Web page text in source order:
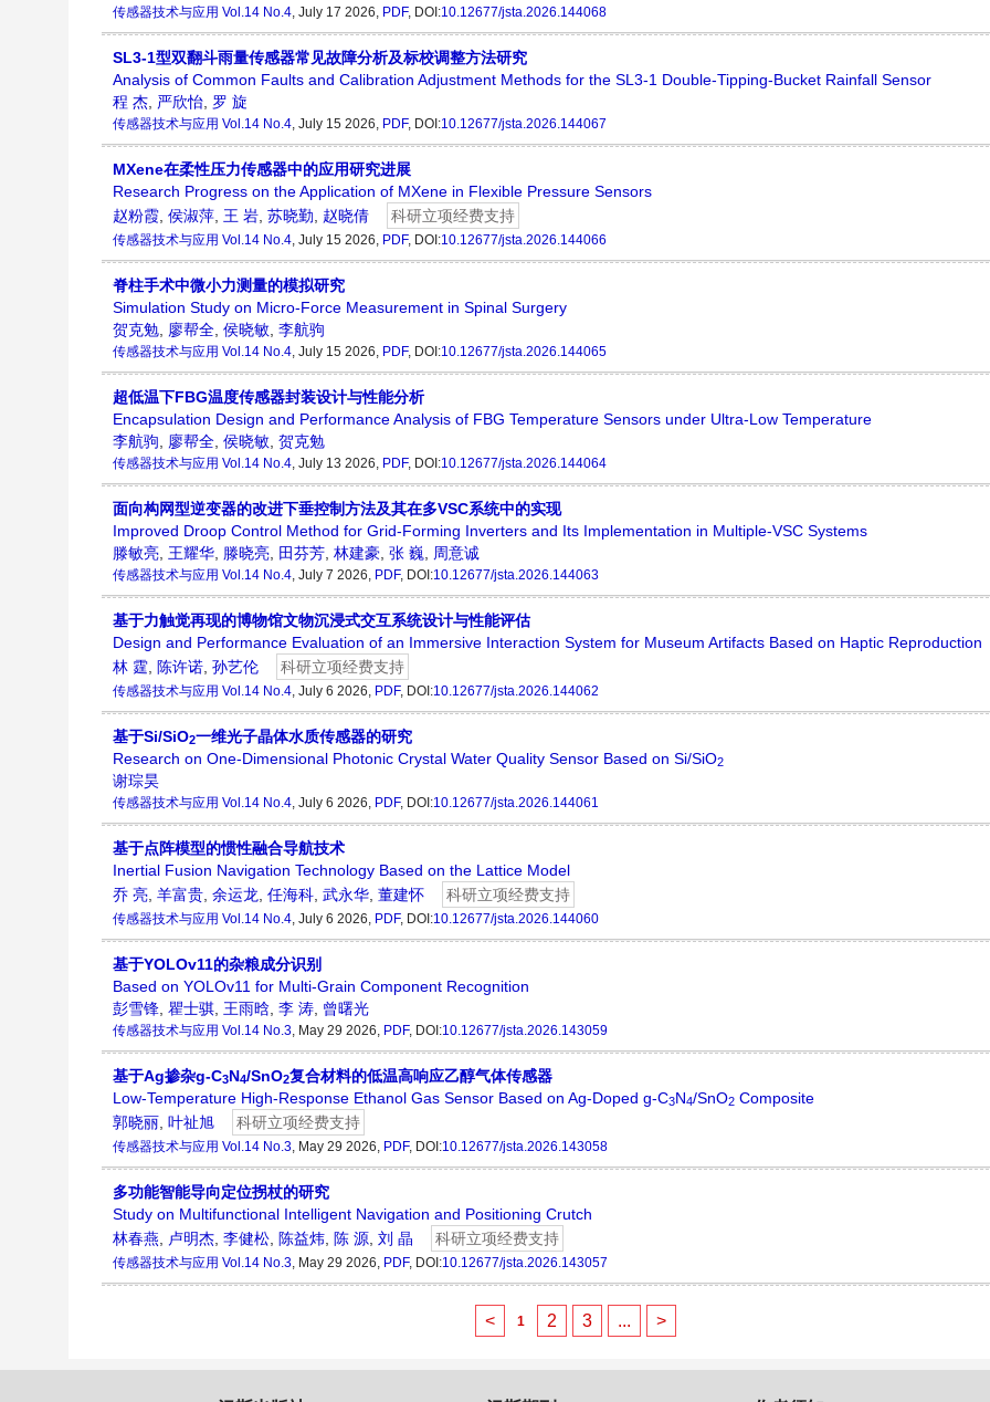
传感器技术与应用 Vol.14 No.4 , July 17 2026, PDF, DOI:10.12677/jsta.2026.144068
SL3-1型双翻斗雨量传感器常见故障分析及标校调整方法研究
Analysis of Common Faults and Calibration Adjustment Methods for the SL3-1 Double-Tipping-Bucket Rainfall Sensor
程 杰 严欣怡 罗 旋
传感器技术与应用 Vol.14 No.4 , July 15 2026, PDF, DOI:10.12677/jsta.2026.144067
MXene在柔性压力传感器中的应用研究进展
Research Progress on the Application of MXene in Flexible Pressure Sensors
赵粉霞 侯淑萍 王 岩 苏晓勤 赵晓倩 科研立项经费支持
传感器技术与应用 Vol.14 No.4 , July 15 2026, PDF, DOI:10.12677/jsta.2026.144066
脊柱手术中微小力测量的模拟研究
Simulation Study on Micro-Force Measurement in Spinal Surgery
贺克勉 廖帮全 侯晓敏 李航驹
传感器技术与应用 Vol.14 No.4 , July 15 2026, PDF, DOI:10.12677/jsta.2026.144065
超低温下FBG温度传感器封装设计与性能分析
Encapsulation Design and Performance Analysis of FBG Temperature Sensors under Ultra-Low Temperature
李航驹
廖帮全 侯晓敏 贺克勉
传感器技术与应用 Vol.14 No.4 , July 13 2026, PDF, DOI:10.12677/jsta.2026.144064
面向构网型逆变器的改进下垂控制方法及其在多VSC系统中的实现
Improved Droop Control Method for Grid-Forming Inverters and Its Implementation in Multiple-VSC Systems
滕敏亮 王耀华 滕晓亮 田芬芳 林建豪 张 巍 周意诚
传感器技术与应用 Vol.14 No.4 , July 7 2026, PDF, DOI:10.12677/jsta.2026.144063
基于力触觉再现的博物馆文物沉浸式交互系统设计与性能评估
Design and Performance Evaluation of an Immersive Interaction System for Museum Artifacts Based on Haptic Reproduction
林 霆
陈许诺 孙艺伦 科研立项经费支持
传感器技术与应用 Vol.14 No.4 , July 6 2026, PDF, DOI:10.12677/jsta.2026.144062
基于Si/SiO2一维光子晶体水质传感器的研究
Research on One-Dimensional Photonic Crystal Water Quality Sensor Based on Si/SiO2
谢琮昊
传感器技术与应用 Vol.14 No.4 , July 6 2026, PDF, DOI:10.12677/jsta.2026.144061
基于点阵模型的惯性融合导航技术
Inertial Fusion Navigation Technology Based on the Lattice Model
乔 亮 羊富贵 余运龙 任海科 武永华 董建怀 科研立项经费支持
传感器技术与应用 Vol.14 No.4 , July 6 2026, PDF, DOI:10.12677/jsta.2026.144060
基于YOLOv11的杂粮成分识别
Based on YOLOv11 for Multi-Grain Component Recognition
彭雪锋 瞿士骐 王雨晗 李 涛 曾曙光
传感器技术与应用 Vol.14 No.3 , May 29 2026, PDF, DOI:10.12677/jsta.2026.143059
基于Ag掺杂g-C3N4/SnO2复合材料的低温高响应乙醇气体传感器
Low-Temperature High-Response Ethanol Gas Sensor Based on Ag-Doped g-C3N4/SnO2 Composite
郭晓丽 叶祉旭 科研立项经费支持
传感器技术与应用 Vol.14 No.3 , May 29 2026, PDF, DOI:10.12677/jsta.2026.143058
多功能智能导向定位拐杖的研究
Study on Multifunctional Intelligent Navigation and Positioning Crutch
林春燕
卢明杰 李健松 陈益炜 陈 源 刘 晶 科研立项经费支持
传感器技术与应用 Vol.14 No.3 , May 29 2026, PDF, DOI:10.12677/jsta.2026.143057
< 1 2 3 ... >